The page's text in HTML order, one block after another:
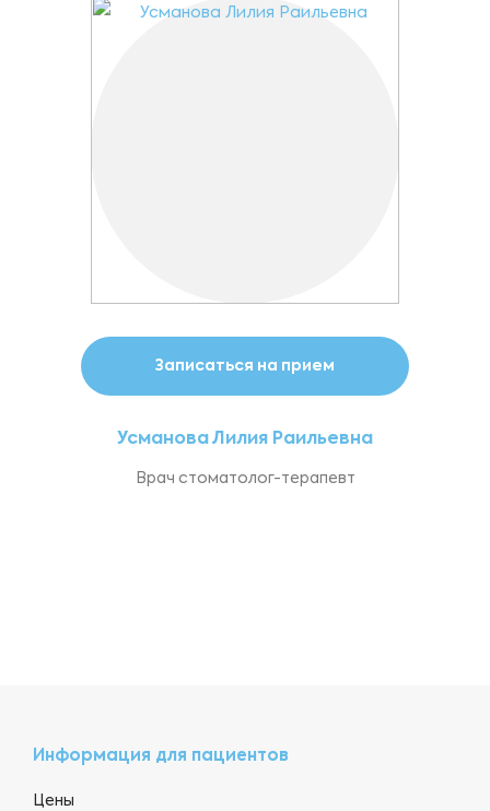
Записаться на прием
Усманова Лилия Раильевна
Врач стоматолог-терапевт
Информация для пациентов
Цены